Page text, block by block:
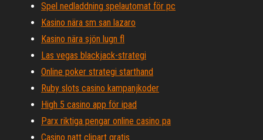
Spel nedladdning spelautomat för pc
Kasino nära sm san lazaro
Kasino nära sjön lugn fl
Las vegas blackjack-strategi
Online poker strategi starthand
Ruby slots casino kampanjkoder
High 5 casino app för ipad
Parx riktiga pengar online casino pa
Casino natt clipart gratis